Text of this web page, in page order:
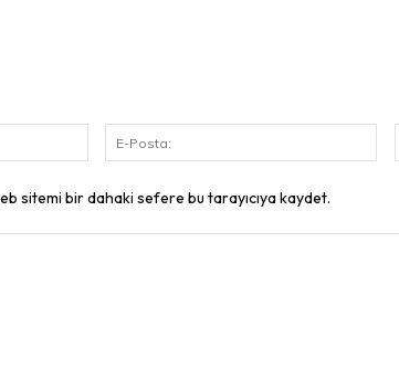
sitemi bir dahaki sefere bu tarayıcıya kaydet.